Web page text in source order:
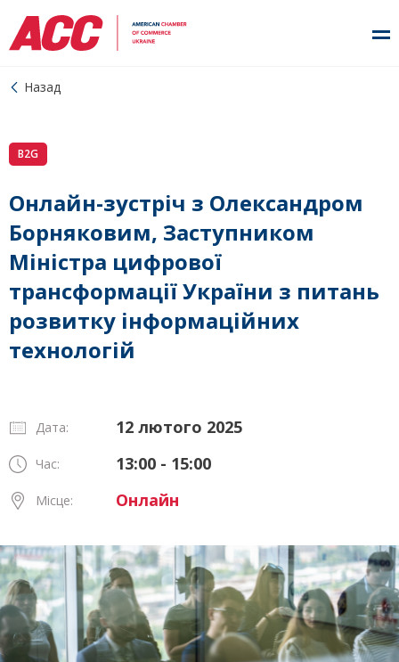
Назад
B2G
Онлайн-зустріч з Олександром
Борняковим, Заступником
Міністра цифрової
трансформації України з питань
розвитку інформаційних
технологій
Дата: 12 лютого 2025
Час: 13:00 - 15:00
Місце: Онлайн